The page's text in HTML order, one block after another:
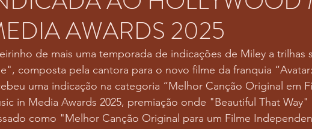
AWARDS 2025
de mais uma temporada de indicações de Miley a trilhas
composta pela cantora para o novo filme da franquia
uma indicação na categoria “Melhor Canção Original em
in Media Awards 2025, premiação onde "Beautiful That
como "Melhor Canção Original para um Filme